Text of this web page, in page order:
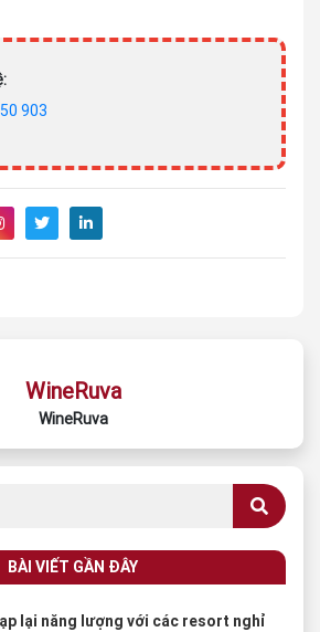
903
WineRuva
WineRuva
BÀI VIẾT GẦN ĐÂY
lại năng lượng với các resort nghỉ